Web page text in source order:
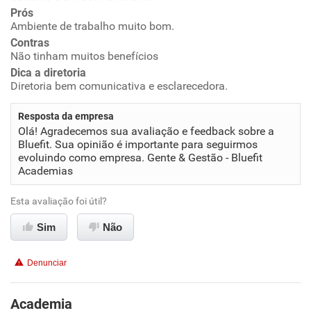
Ambiente de trabalho
Conciliação com a vida familiar
Benefícios
Recomenda esta empresa
Recomenda a diretoria
Prós
Ambiente de trabalho muito bom.
Contras
Não tinham muitos benefícios
Dica a diretoria
Diretoria bem comunicativa e esclarecedora.
Resposta da empresa
Olá! Agradecemos sua avaliação e feedback sobre a
Bluefit. Sua opinião é importante para seguirmos
evoluindo como empresa. Gente & Gestão - Bluefit
Academias
Esta avaliação foi útil?
Sim Não
Denunciar
Academia